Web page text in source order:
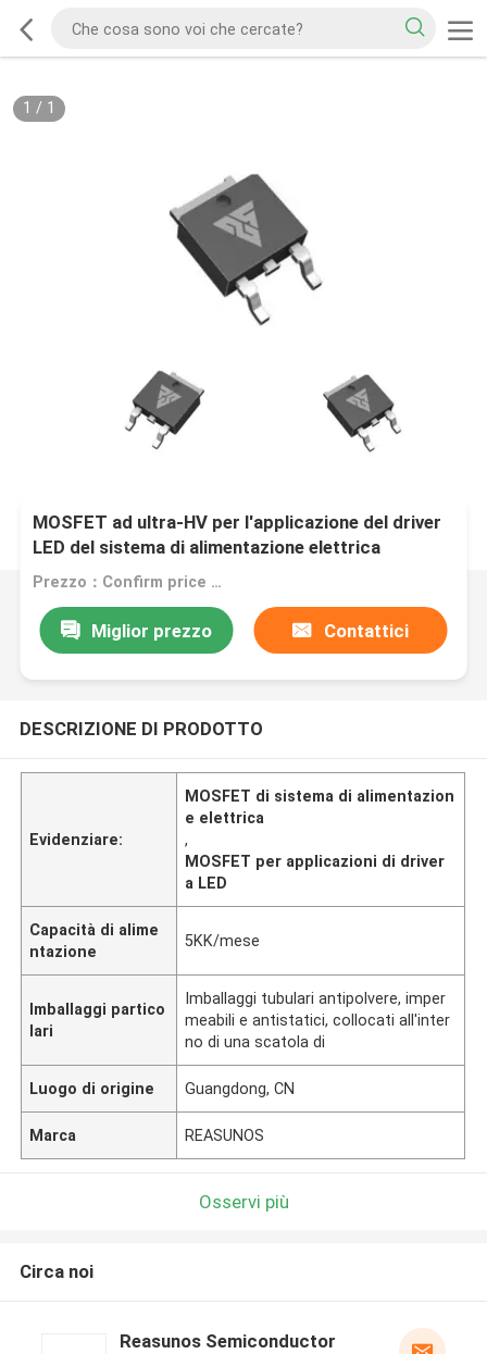
1 / 1
MOSFET ad ultra-HV per l'applicazione del driver
LED del sistema di alimentazione elettrica
Prezzo：Confirm price based on product
Miglior prezzo Contattici
DESCRIZIONE DI PRODOTTO
Evidenziare:
MOSFET di sistema di alimentazion
e elettrica
,
MOSFET per applicazioni di driver
a LED
Capacità di alime
ntazione
5KK/mese
Imballaggi partico
lari
Imballaggi tubulari antipolvere, imper
meabili e antistatici, collocati all'inter
no di una scatola di
Luogo di origine Guangdong, CN
Marca REASUNOS
Osservi più
Circa noi
Reasunos Semiconductor